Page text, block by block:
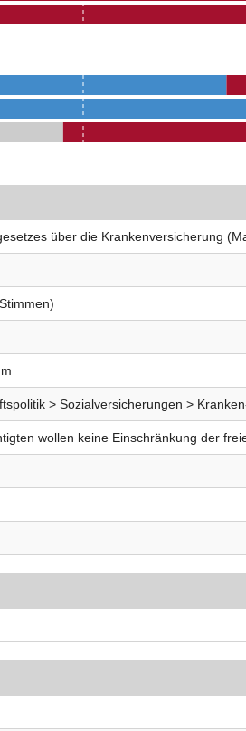
über die Krankenversicherung
> Sozialversicherungen >
wollen keine Einschränkung der